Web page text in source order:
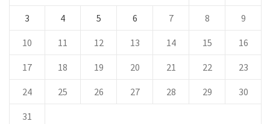
3 4 5 6 7 8 9
10 11 12 13 14 15 16
17 18 19 20 21 22 23
24 25 26 27 28 29 30
31